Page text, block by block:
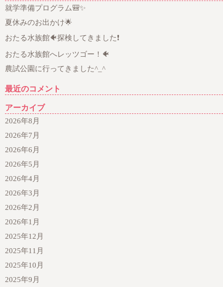
就学準備プログラム🎒✨
夏休みのお出かけ🌟
おたる水族館🐠探検してきました❗
おたる水族館へレッツゴー！🐠
農試公園に行ってきました^_^
最近のコメント
アーカイブ
2026年8月
2026年7月
2026年6月
2026年5月
2026年4月
2026年3月
2026年2月
2026年1月
2025年12月
2025年11月
2025年10月
2025年9月